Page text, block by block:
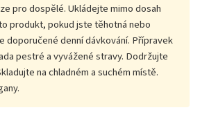
pro dospělé. Ukládejte mimo dosah
produkt, pokud jste těhotná nebo
doporučené denní dávkování. Přípravek
pestré a vyvážené stravy. Dodržujte
na chladném a suchém místě.